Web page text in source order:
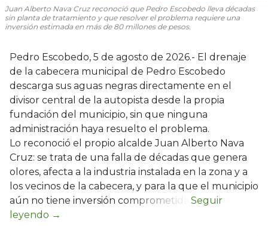
Juan Alberto Nava Cruz reconoció que Pedro Escobedo lleva décadas
sin planta de tratamiento y que resolver el problema requiere una
inversión estimada en más de 80 millones de pesos.
Pedro Escobedo, 5 de agosto de 2026.- El drenaje
de la cabecera municipal de Pedro Escobedo
descarga sus aguas negras directamente en el
divisor central de la autopista desde la propia
fundación del municipio, sin que ninguna
administración haya resuelto el problema.
Lo reconoció el propio alcalde Juan Alberto Nava
Cruz: se trata de una falla de décadas que genera
olores, afecta a la industria instalada en la zona y a
los vecinos de la cabecera, y para la que el municipio
aún no tiene inversión comprometida.